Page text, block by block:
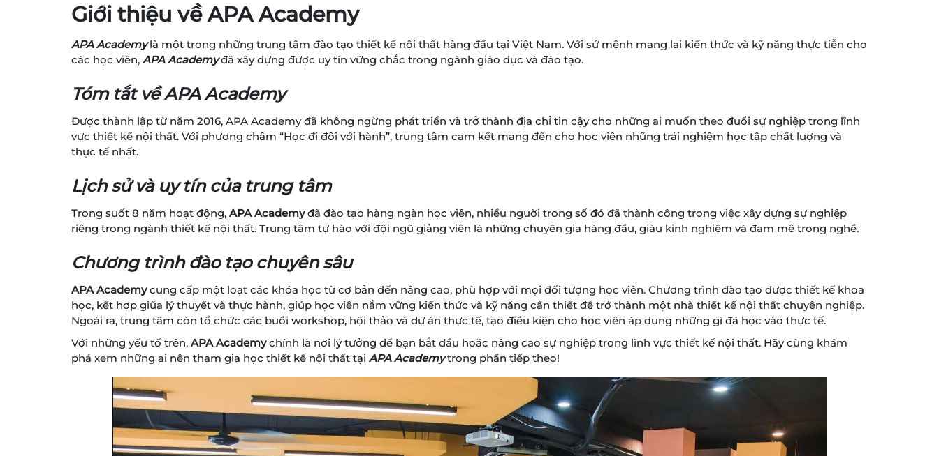
Giới thiệu về APA Academy
APA Academylà một trong những trung tâm đào tạo thiết kế nội thất hàng đầu tại Việt Nam. Với sứ mệnh mang lại kiến thức và kỹ năng thực tiễn cho
các học viên, APA Academyđã xây dựng được uy tín vững chắc trong ngành giáo dục và đào tạo.
Tóm tắt về APA Academy
Được thành lập từ năm 2016, APA Academy đã không ngừng phát triển và trở thành địa chỉ tin cậy cho những ai muốn theo đuổi sự nghiệp trong lĩnh
vực thiết kế nội thất. Với phương châm “Học đi đôi với hành”, trung tâm cam kết mang đến cho học viên những trải nghiệm học tập chất lượng và
thực tế nhất.
Lịch sử và uy tín của trung tâm
Trong suốt 8 năm hoạt động, APA Academyđã đào tạo hàng ngàn học viên, nhiều người trong số đó đã thành công trong việc xây dựng sự nghiệp
riêng trong ngành thiết kế nội thất. Trung tâm tự hào với đội ngũ giảng viên là những chuyên gia hàng đầu, giàu kinh nghiệm và đam mê trong nghề.
Chương trình đào tạo chuyên sâu
APA Academycung cấp một loạt các khóa học từ cơ bản đến nâng cao, phù hợp với mọi đối tượng học viên. Chương trình đào tạo được thiết kế khoa
học, kết hợp giữa lý thuyết và thực hành, giúp học viên nắm vững kiến thức và kỹ năng cần thiết để trở thành một nhà thiết kế nội thất chuyên nghiệp.
Ngoài ra, trung tâm còn tổ chức các buổi workshop, hội thảo và dự án thực tế, tạo điều kiện cho học viên áp dụng những gì đã học vào thực tế.
Với những yếu tố trên, APA Academychính là nơi lý tưởng để bạn bắt đầu hoặc nâng cao sự nghiệp trong lĩnh vực thiết kế nội thất. Hãy cùng khám
phá xem những ai nên tham gia học thiết kế nội thất tại APA Academytrong phần tiếp theo!